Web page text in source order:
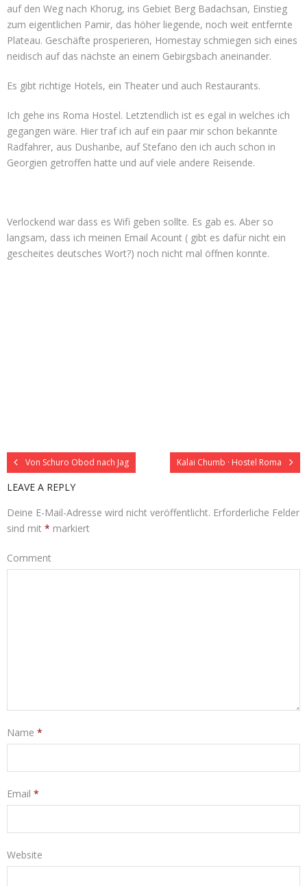
auf den Weg nach Khorug, ins Gebiet Berg Badachsan, Einstieg
zum eigentlichen Pamir, das höher liegende, noch weit entfernte
Plateau. Geschäfte prosperieren, Homestay schmiegen sich eines
neidisch auf das nächste an einem Gebirgsbach aneinander.
Es gibt richtige Hotels, ein Theater und auch Restaurants.
Ich gehe ins Roma Hostel. Letztendlich ist es egal in welches ich
gegangen wäre. Hier traf ich auf ein paar mir schon bekannte
Radfahrer, aus Dushanbe, auf Stefano den ich auch schon in
Georgien getroffen hatte und auf viele andere Reisende.
Verlockend war dass es Wifi geben sollte. Es gab es. Aber so
langsam, dass ich meinen Email Acount ( gibt es dafür nicht ein
gescheites deutsches Wort?) noch nicht mal öffnen konnte.
Von Schuro Obod nach Jag Kalai Chumb · Hostel Roma
LEAVE A REPLY
Deine E-Mail-Adresse wird nicht veröffentlicht. Erforderliche Felder
sind mit * markiert
Comment
Name *
Email *
Website